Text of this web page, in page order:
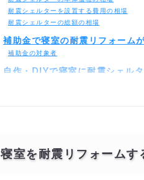
耐震シェルターを設置する費用の相場
耐震シェルターの総額の相場
補助金で寝室の耐震リフォーム
補助金の対象者
自作・DIYで寝室に耐震シェル
寝室の耐震リフォームを激安・
寝室を耐震リフォームす